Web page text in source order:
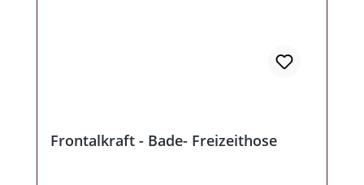
Frontalkraft - Bade- Freizeithose